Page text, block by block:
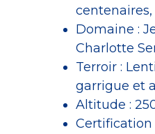
Domaine :
Charlotte
Terroir :
garrigue et
Altitude :